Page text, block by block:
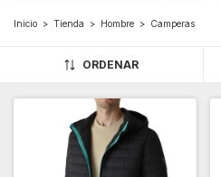
Inicio > Tienda > Hombre > Camperas
ORDENAR